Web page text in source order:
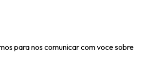
para nos comunicar com voce sobre